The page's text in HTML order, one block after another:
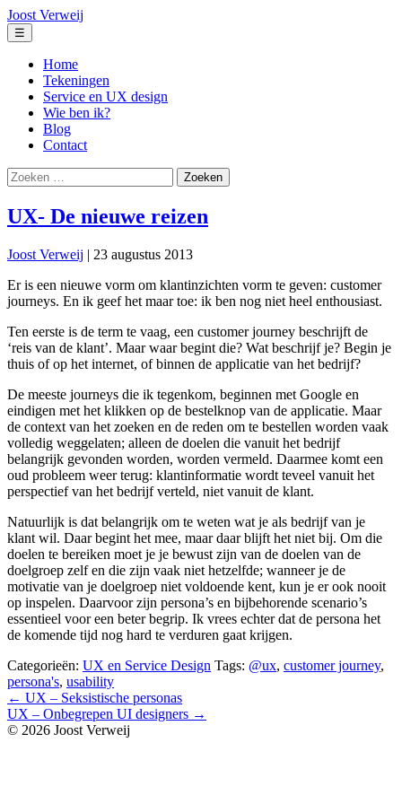
Ga
naar
de
inhoud
Joost Verweij
☰
Home
Tekeningen
Service en UX design
Wie ben ik?
Blog
Contact
Zoeken
naar:
UX- De nieuwe reizen
Joost Verweij | 23 augustus 2013
Er is een nieuwe vorm om klantinzichten vorm te geven: customer
journeys. En ik geef het maar toe: ik ben nog niet heel enthousiast.
Ten eerste is de term te vaag, een customer journey beschrijft de
‘reis van de klant’. Maar waar begint die? Wat beschrijf je? Begin je
thuis of op het internet, of binnen de applicatie van het bedrijf?
De meeste journeys die ik tegenkom, beginnen met Google en
eindigen met het klikken op de bestelknop van de applicatie. Maar
de context van het zoeken en de reden om te bestellen worden vaak
volledig weggelaten; alleen de doelen die vanuit het bedrijf
belangrijk gevonden worden, worden vermeld. Daarmee komt een
oud probleem weer terug: klantinformatie wordt teveel vanuit het
perspectief van het bedrijf verteld, niet vanuit de klant.
Natuurlijk is dat belangrijk om te weten wat je als bedrijf van je
klant wil. Daar begint het mee, maar daar blijft het niet bij. Om die
doelen te bereiken moet je je bewust zijn van de doelen van de
doelgroep zelf en die zijn vaak niet hetzelfde; wanneer je de
motivatie van je doelgroep niet voldoende kent, kun je er ook nooit
op inspelen. Daarvoor zijn persona’s en bijbehorende scenario’s
essentieel voor een beter begrip. Ik vrees echter dat de persona het
de komende tijd nog hard te verduren gaat krijgen.
Categorieën: UX en Service Design Tags: @ux, customer journey,
persona's, usability
Bericht
navigatie
← UX – Seksistische personas
UX – Onbegrepen UI designers →
© 2026 Joost Verweij